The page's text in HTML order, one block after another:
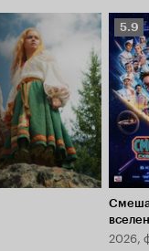
5.9
5.9
2026,